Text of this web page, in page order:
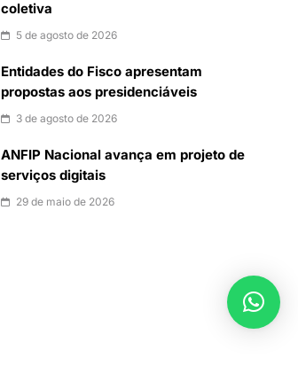
coletiva
5 de agosto de 2026
Entidades do Fisco apresentam
propostas aos presidenciáveis
3 de agosto de 2026
ANFIP Nacional avança em projeto de
serviços digitais
29 de maio de 2026